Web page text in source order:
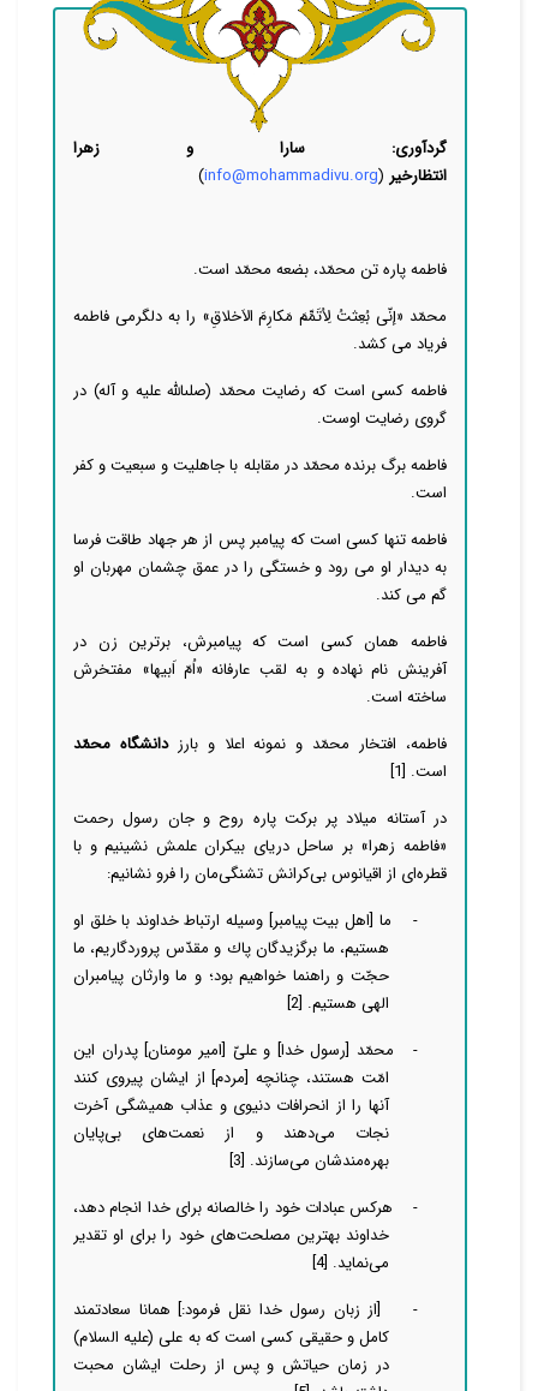
گردآوری: سارا و زهرا
انتظارخیر (
info@mohammadivu.org
)
فاطمه پاره تن محمّد، بضعه محمّد است.
محمّد «إنّى بُعِثتُ لِاُتَمِّمَ مَكارِمَ الاَخلاقِ‏» را به دلگرمى فاطمه
فریاد می ‏كشد.
فاطمه كسى است كه رضایت محمّد (صلى‏الله علیه ‏و آله) در
گروى رضایت اوست.
فاطمه برگ برنده محمّد در مقابله با جاهلیت و سبعیت و كفر
است.
فاطمه تنها كسى است كه پیامبر پس از هر جهاد طاقت ‏فرسا
به دیدار او می ‏رود و خستگى را در عمق چشمان مهربان او
گم می ‏كند.
فاطمه همان كسى است كه پیامبرش، برترین زن در
آفرینش نام نهاده و به لقب عارفانه «اُمّ اَبیها» مفتخرش
ساخته است.
فاطمه، افتخار محمّد و نمونه اعلا و بارزدانشگاه محمّد
است. [1]
در آستانه‌ میلاد پر برکت پاره روح و جان رسول رحمت
«فاطمه زهرا» بر ساحل دریای بیکران علمش نشینیم و با
قطره‌ای از اقیانوس بی‌کرانش تشنگی‌مان را فرو نشانیم:
-
ما [اهل بیت پیامبر] وسیله ارتباط خداوند با خلق او
هستیم، ما برگزیدگان پاك و مقدّس پروردگاریم، ما
حجّت و راهنما خواهیم بود؛ و ما وارثان پیامبران
الهى هستیم. [2]
-
محمّد [رسول خدا] و علىّ [امیر مومنان] پدران این
امّت هستند، چنانچه [مردم] از ایشان پیروى كنند
آنها را از انحرافات دنیوى و عذاب همیشگى آخرت
نجات مى‌دهند و از نعمت‌هاى بی‌پایان
بهره‌مندشان مى‌سازند.
[3]
-
هركس عبادات خود را خالصانه براى خدا انجام دهد،
خداوند بهترین مصلحت‌های خود را براى او تقدیر
مى‌نماید.
[4]
-
[از زبان رسول خدا نقل فرمود:] همانا سعادتمند
کامل و حقیقی کسی است که به علی (علیه السلام)
در زمان حیاتش و پس از رحلت ایشان محبت